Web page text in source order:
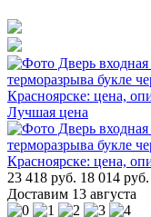
Лучшая цена
23 418 руб. 18 014 руб.
Доставим 13 августа